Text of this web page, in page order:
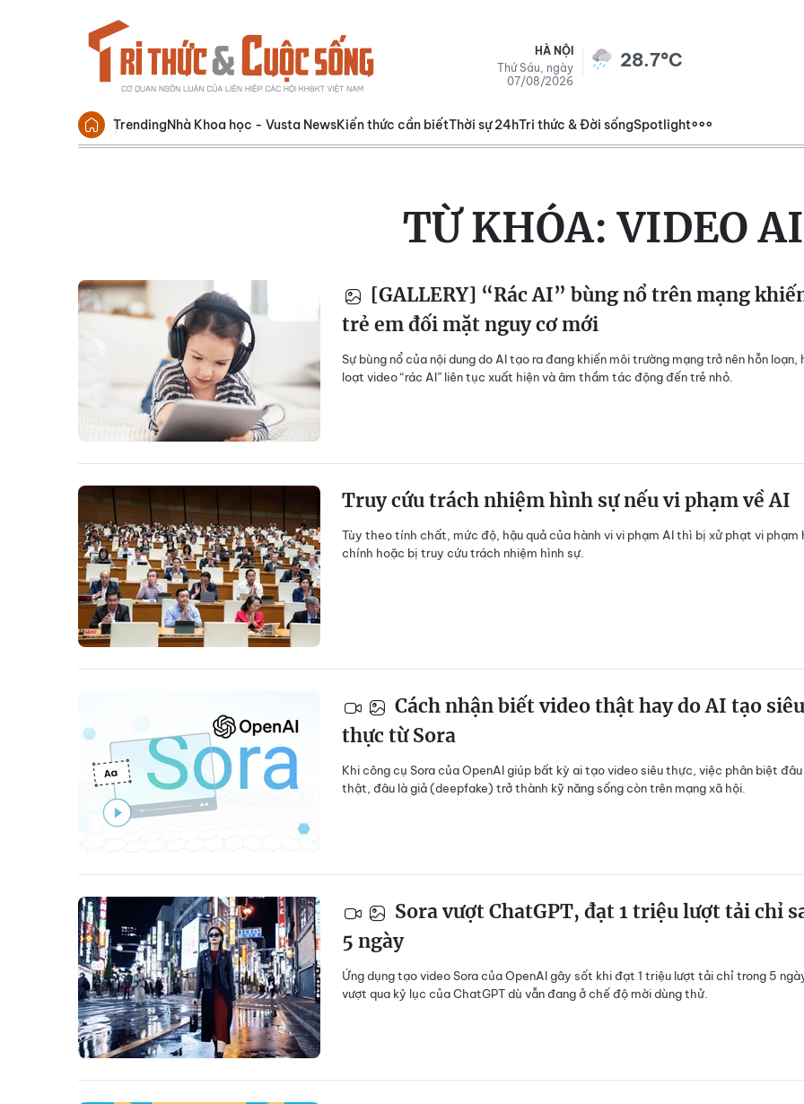
HÀ NỘI
Thứ Sáu, ngày
07/08/2026
28.7°C
TrendingNhà Khoa học - Vusta NewsKiến thức cần biếtThời sự 24hTri thức & Đời sốngSpotlight
TỪ KHÓA:VIDEO AI
[GALLERY] “Rác AI” bùng nổ trên mạng
trẻ em đối mặt nguy cơ mới
Sự bùng nổ của nội dung do AI tạo ra đang khiến môi trường mạng trở nên hỗn loạn,
loạt video “rác AI” liên tục xuất hiện và âm thầm tác động đến trẻ nhỏ.
Truy cứu trách nhiệm hình sự nếu vi phạm về AI
Tùy theo tính chất, mức độ, hậu quả của hành vi vi phạm AI thì bị xử phạt vi phạm
chính hoặc bị truy cứu trách nhiệm hình sự.
Cách nhận biết video thật hay do AI tạo siêu
thực từ Sora
Khi công cụ Sora của OpenAI giúp bất kỳ ai tạo video siêu thực, việc phân biệt đâu
thật, đâu là giả (deepfake) trở thành kỹ năng sống còn trên mạng xã hội.
Sora vượt ChatGPT, đạt 1 triệu lượt tải chỉ
5 ngày
Ứng dụng tạo video Sora của OpenAI gây sốt khi đạt 1 triệu lượt tải chỉ trong 5
vượt qua kỷ lục của ChatGPT dù vẫn đang ở chế độ mời dùng thử.